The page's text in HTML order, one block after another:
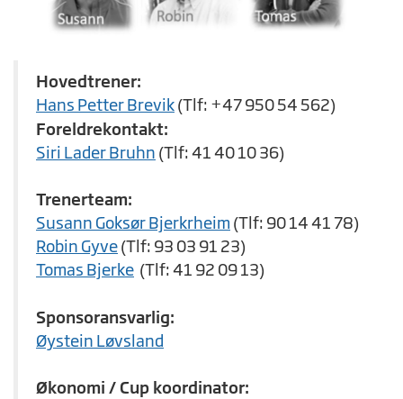
Hovedtrener:
Hans Petter Brevik(Tlf: +47 950 54 562)
Foreldrekontakt:
Siri Lader Bruhn (Tlf: 41 40 10 36)
Trenerteam:
Susann Goksør Bjerkrheim (Tlf: 90 14 41 78)
Robin Gyve(Tlf: 93 03 91 23)
Tomas Bjerke (Tlf: 41 92 09 13)
Sponsoransvarlig:
Øystein Løvsland
Økonomi / Cup koordinator: